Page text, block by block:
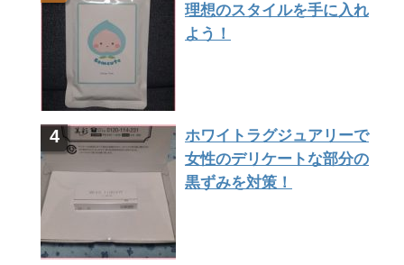
理想のスタイルを手に入れ
よう！
ホワイトラグジュアリーで
女性のデリケートな部分の
黒ずみを対策！